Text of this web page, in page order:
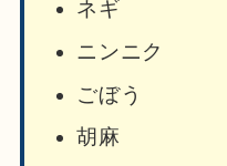
ネギ
ニンニク
ごぼう
胡麻